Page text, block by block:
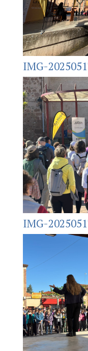
IMG-
IMG-